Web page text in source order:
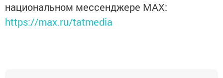
национальном мессенджере MАХ:
https://max.ru/tatmedia